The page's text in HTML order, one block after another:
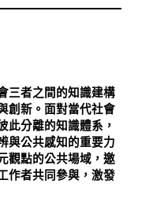
三者之間的知識建構
創新。面對當代社會
此分離的知識體系，
與公共感知的重要力
觀點的公共場域，邀
作者共同參與，激發